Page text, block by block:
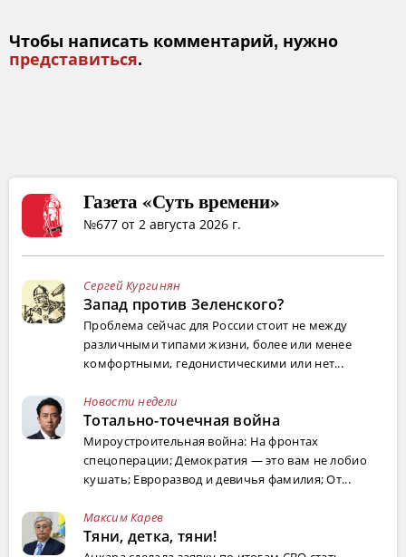
Чтобы написать комментарий, нужно
представиться.
Газета «Суть времени»
№677 от 2 августа 2026 г.
Сергей Кургинян
Запад против Зеленского?
Проблема сейчас для России стоит не между
различными типами жизни, более или менее
комфортными, гедонистическими или нет...
Новости недели
Тотально-точечная война
Мироустроительная война: На фронтах
спецоперации; Демократия — это вам не лобио
кушать; Евроразвод и девичья фамилия; От...
Максим Карев
Тяни, детка, тяни!